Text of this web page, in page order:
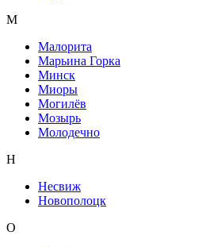
М
Малорита
Марьина Горка
Минск
Миоры
Могилёв
Мозырь
Молодечно
Н
Несвиж
Новополоцк
О